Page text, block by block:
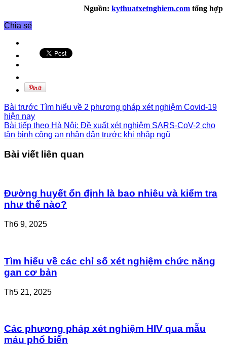
Nguồn: kythuatxetnghiem.com tổng hợp
Chia sẻ
Bài trước Tìm hiểu về 2 phương pháp xét nghiệm Covid-19
hiện nay
Bài tiếp theo Hà Nội: Đề xuất xét nghiệm SARS-CoV-2 cho
tân binh công an nhân dân trước khi nhập ngũ
Bài viết liên quan
Đường huyết ổn định là bao nhiêu và kiểm tra
như thế nào?
Th6 9, 2025
Tìm hiểu về các chỉ số xét nghiệm chức năng
gan cơ bản
Th5 21, 2025
Các phương pháp xét nghiệm HIV qua mẫu
máu phổ biến